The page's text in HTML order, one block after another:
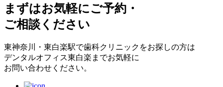
まずはお気軽にご予約・
ご相談ください
東神奈川・東白楽駅で歯科クリニックをお探しの方は
デンタルオフィス東白楽までお気軽に
お問い合わせください。